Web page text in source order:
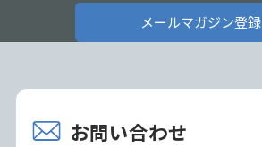
メールマガジン登録
お問い合わせ